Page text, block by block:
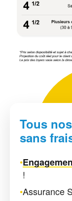
Tous
sans
•
!
•Assurance